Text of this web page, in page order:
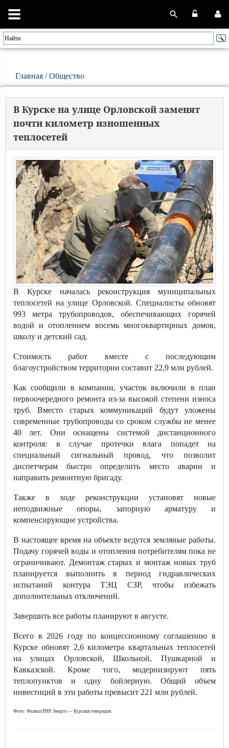
Главная /Общество
В Курске на улице Орловской заменят
почти километр изношенных
теплосетей
В Курске началась реконструкция муниципальных
теплосетей на улице Орловской. Специалисты обновят
993 метра трубопроводов, обеспечивающих горячей
водой и отоплением восемь многоквартирных домов,
школу и детский сад.
Стоимость работ вместе с последующим
благоустройством территории составит 22,9 млн рублей.
Как сообщили в компании, участок включили в план
первоочередного ремонта из-за высокой степени износа
труб. Вместо старых коммуникаций будут уложены
современные трубопроводы со сроком службы не менее
40 лет. Они оснащены системой дистанционного
контроля: в случае протечки влага попадет на
специальный сигнальный провод, что позволит
диспетчерам быстро определить место аварии и
направить ремонтную бригаду.
Также в ходе реконструкции установят новые
неподвижные опоры, запорную арматуру и
компенсирующие устройства.
В настоящее время на объекте ведутся земляные работы.
Подачу горячей воды и отопления потребителям пока не
ограничивают. Демонтаж старых и монтаж новых труб
планируется выполнить в период гидравлических
испытаний контура ТЭЦ СЗР, чтобы избежать
дополнительных отключений.
Завершить все работы планируют в августе.
Всего в 2026 году по концессионному соглашению в
Курске обновят 2,6 километра квартальных теплосетей
на улицах Орловской, Школьной, Пушкарной и
Кавказской. Кроме того, модернизируют пять
теплопунктов и одну бойлерную. Общий объем
инвестиций в эти работы превысит 221 млн рублей.
Фото: Филиал РИР Энерго — Курская генерация.